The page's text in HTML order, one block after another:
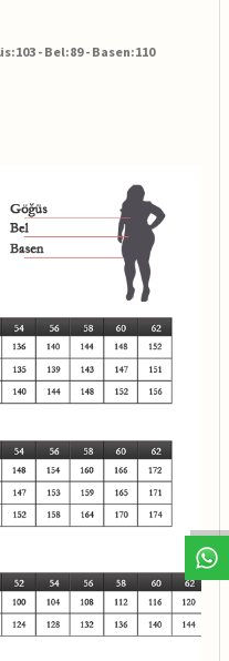
- Bel:89 - Basen:110